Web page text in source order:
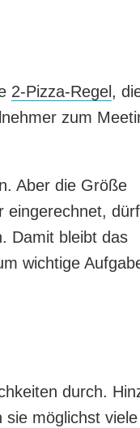
2-Pizza-Regel,
zum
Aber die Größe
eingerechnet,
Damit bleibt das
wichtige
durch.
sie möglichst viele